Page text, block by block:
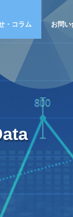
・コラム お問い